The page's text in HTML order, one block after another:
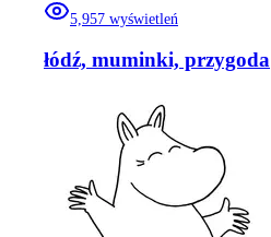
5,957 wyświetleń
łódź, muminki, przygoda